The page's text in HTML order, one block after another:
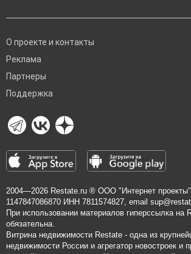
О проекте и контакты
Реклама
Партнеры
Поддержка
2004—2026 Restate.ru ® ООО "Интернет
1147847086870 ИНН 7811574827, email
При использовании материалов гиперссылка на
обязательна.
Витрина недвижимости Restate - одна из
недвижимости России и агрегатор новостроек и